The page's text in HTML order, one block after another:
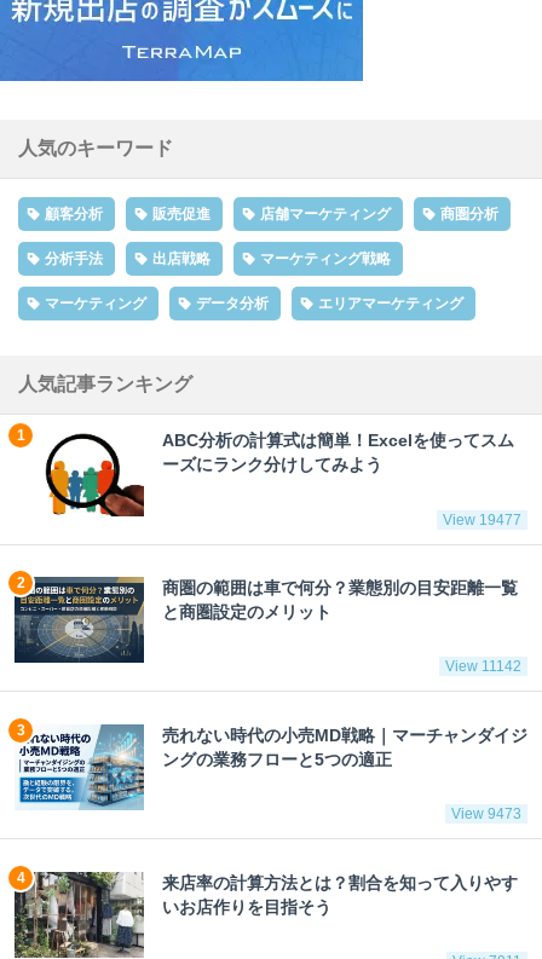
人気のキーワード
顧客分析 販売促進 店舗マーケティング 商圏分析
分析手法 出店戦略 マーケティング戦略
マーケティング データ分析 エリアマーケティング
人気記事ランキング
ABC分析の計算式は簡単！Excelを使ってスム
ーズにランク分けしてみよう
View 19477
商圏の範囲は車で何分？業態別の目安距離一覧
と商圏設定のメリット
View 11142
売れない時代の小売MD戦略｜マーチャンダイジ
ングの業務フローと5つの適正
View 9473
来店率の計算方法とは？割合を知って入りやす
いお店作りを目指そう